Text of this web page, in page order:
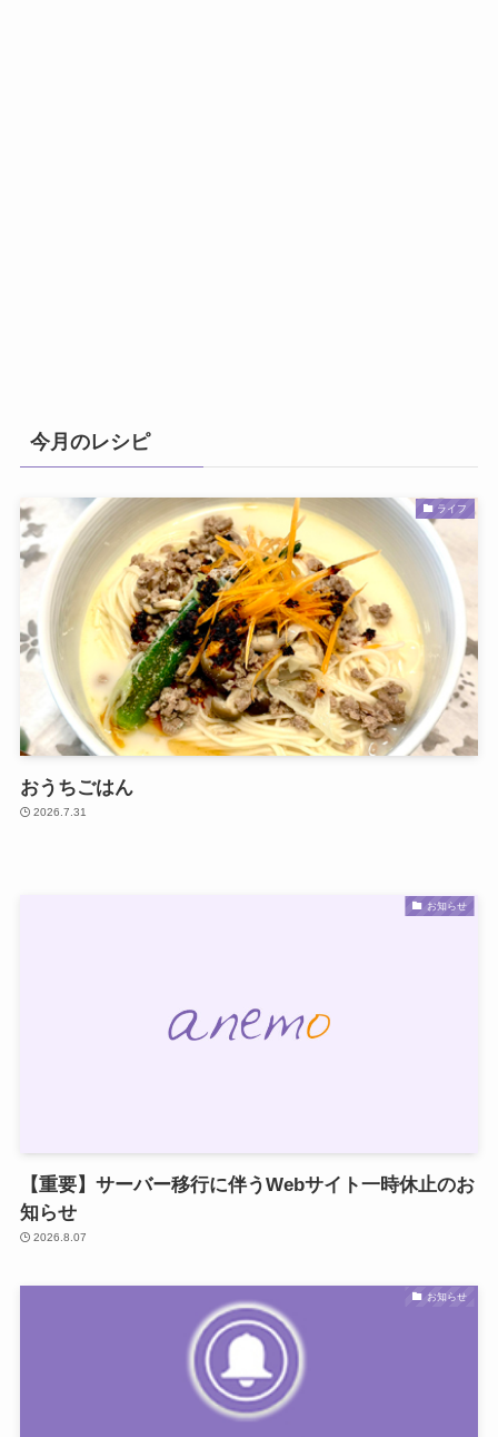
今月のレシピ
ライフ
おうちごはん
2026.7.31
お知らせ
【重要】サーバー移行に伴うWebサイト一時休止のお
知らせ
2026.8.07
お知らせ